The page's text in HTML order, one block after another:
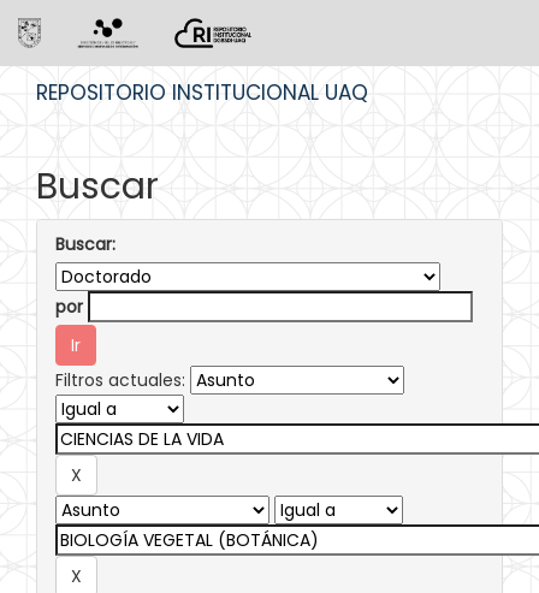
REPOSITORIO INSTITUCIONAL UAQ
Buscar
Buscar:
por
Filtros actuales: